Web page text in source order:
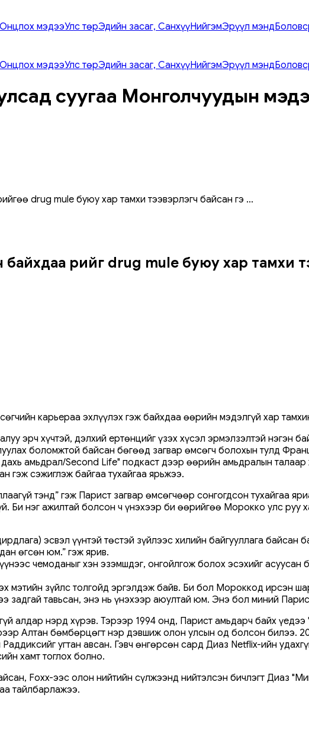
Онцлох мэдээУлс төрЭдийн засаг, СанхүүНийгэмЭрүүл мэнд
Онцлох мэдээУлс төрЭдийн засаг, СанхүүНийгэмЭрүүл мэнд
суугаа Монголчуудын
drug mule буюу хар тамхи тээвэрлэгч байсан гэ ...
байхдаа өөрийгөө drug mule буюу хар
карьераа эхлүүлэх гэж байхдаа өөрийн мэдэлгүй хар
эрч хүчтэй, дэлхий ертөнцийг үзэх хүсэл эрмэлзэлтэй нэгэн
боломжтой байсан бөгөөд загвар өмсөгч болохын тулд
амьдрал/Second Life" подкаст дээр өөрийн амьдралын
гэж сэжиглэж байгаа тухайгаа ярьжээ.
тэнд” гэж Парист загвар өмсөгчөөр сонгогдсон тухайгаа
Би нэг ажилтай болсон ч үнэхээр би өөрийгөө Морокко улс руу
эсвэл үүнтэй төстэй зүйлээс хилийн байгууллага байсан
өгсөн юм.” гэж ярив.
чемоданыг хэн эзэмшдэг, онгойлгож болох эсэхийг асуусан
мэтийн зүйлс толгойд эргэлдэж байв. Би бол Мороккод ирсэн
задгай тавьсан, энэ нь үнэхээр аюултай юм. Энэ бол миний
алдар нэрд хүрэв. Тэрээр 1994 онд, Парист амьдарч байх
Алтан бөмбөрцөгт нэр дэвшиж олон улсын од болсон билээ.
угтан авсан. Гэвч өнгөрсөн сард Диаз Netflix-ийн
хамт тоглох болно.
Foxx-ээс олон нийтийн сүлжээнд нийтэлсэн бичлэгт Диаз
тайлбарлажээ.